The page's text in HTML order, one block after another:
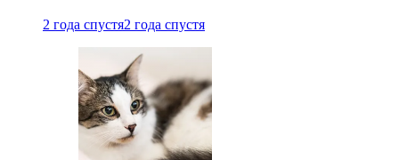
2 года спустя2 года спустя